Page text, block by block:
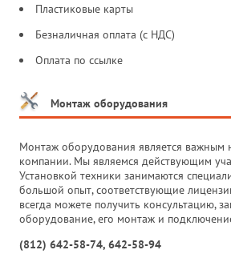
Пластиковые карты
Безналичная оплата (с НДС)
Оплата по ссылке
Монтаж оборудования
Монтаж оборудования является важным
компании. Мы являемся действующим
Установкой техники занимаются
большой опыт, соответствующие
всегда можете получить консультацию,
оборудование, его монтаж и
(812) 642-58-74, 642-58-94